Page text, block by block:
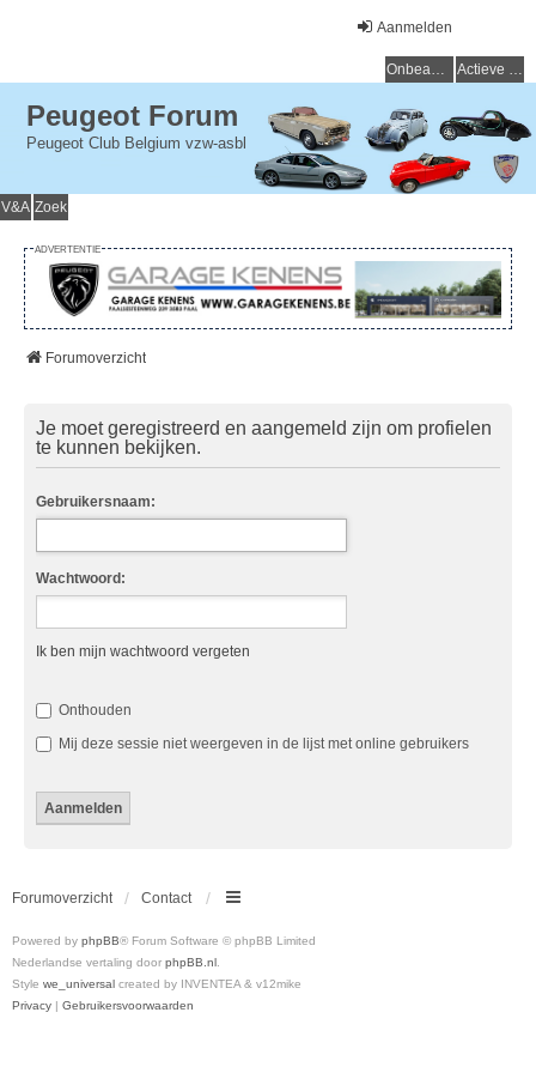
Aanmelden
Onbeantwoorde onderwerpen Actieve onderwerpen
Peugeot Forum
Peugeot Club Belgium vzw-asbl
V&A Zoek
ADVERTENTIE
Forumoverzicht
Je moet geregistreerd en aangemeld zijn om profielen
te kunnen bekijken.
Gebruikersnaam:
Wachtwoord:
Ik ben mijn wachtwoord vergeten
Onthouden
Mij deze sessie niet weergeven in de lijst met online gebruikers
Forumoverzicht Contact
Powered by phpBB® Forum Software © phpBB Limited
Nederlandse vertaling door phpBB.nl.
Style we_universal created by INVENTEA & v12mike
Privacy | Gebruikersvoorwaarden